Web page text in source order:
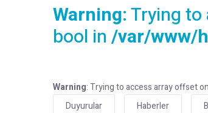
Warning: Trying
bool in /var/www/
Warning: Trying to access array offset
Duyurular
Haberler